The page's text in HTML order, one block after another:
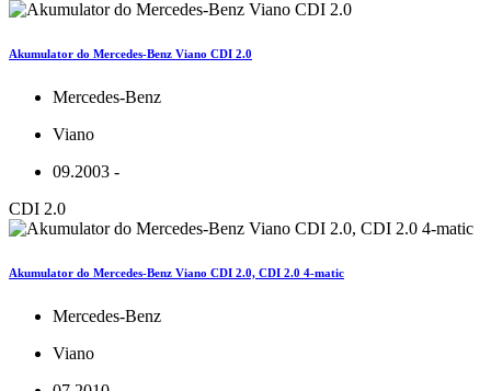
Akumulator do Mercedes-Benz Viano CDI 2.0
Mercedes-Benz
Viano
09.2003 -
CDI 2.0
Akumulator do Mercedes-Benz Viano CDI 2.0, CDI 2.0 4-matic
Mercedes-Benz
Viano